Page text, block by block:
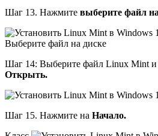
Шаг 13. Нажмите выберите файл
Выберите файл на диске
Шаг 14: Выберите файл Linux Mint
Открыть.
Шаг 15. Нажмите на Начало.